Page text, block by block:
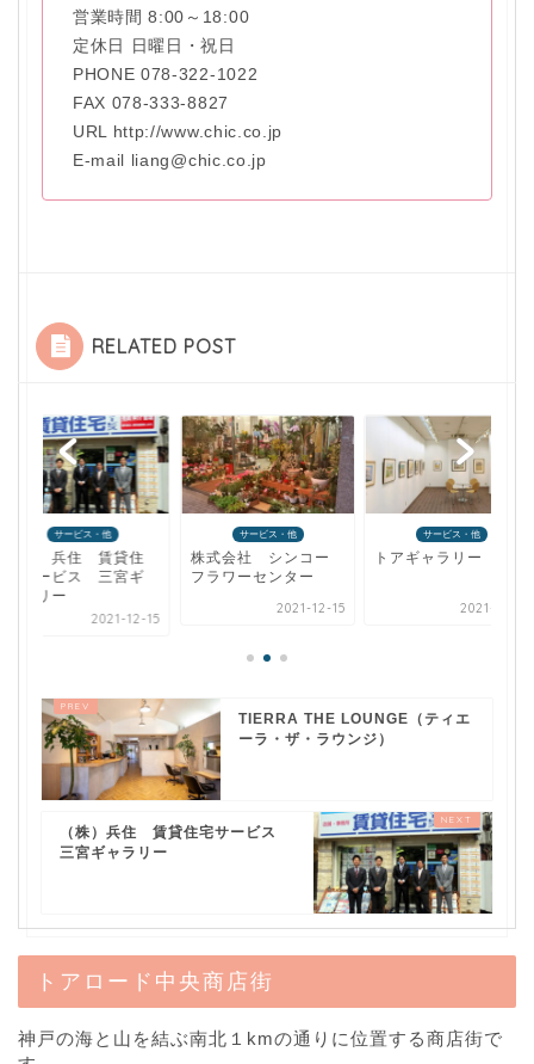
営業時間 8:00～18:00
定休日 日曜日・祝日
PHONE 078-322-1022
FAX 078-333-8827
URL http://www.chic.co.jp
E-mail liang@chic.co.jp
RELATED POST
サービス・他
（株）兵住 賃貸住
宅サービス 三宮ギ
ャラリー
2021-12-15
サービス・他
株式会社 シンコー
フラワーセンター
2021-12-15
サービス・他
トアギャラリー
2021-12-15
TIERRA THE LOUNGE（ティエ
ーラ・ザ・ラウンジ）
（株）兵住 賃貸住宅サービス
三宮ギャラリー
トアロード中央商店街
神戸の海と山を結ぶ南北１kmの通りに位置する商店街で